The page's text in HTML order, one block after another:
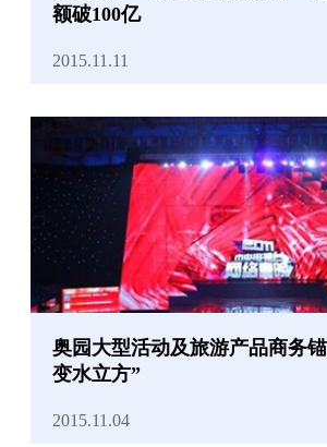
额破100亿
2015.11.11
奥园大型活动及旅游产品商务
变水立方”
2015.11.04